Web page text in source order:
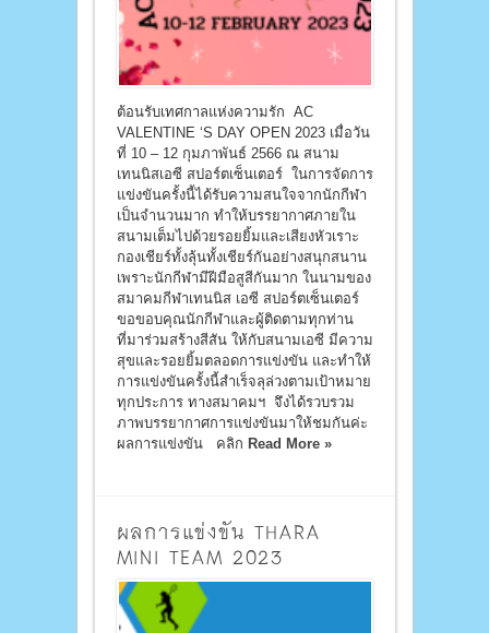
ต้อนรับเทศกาลแห่งความรัก AC
VALENTINE ‘S DAY OPEN 2023 เมื่อวัน
ที่ 10 – 12 กุมภาพันธ์ 2566 ณ สนาม
เทนนิสเอซี สปอร์ตเซ็นเตอร์ ในการจัดการ
แข่งขันครั้งนี้ได้รับความสนใจจากนักกีฬา
เป็นจำนวนมาก ทำให้บรรยากาศภายใน
สนามเต็มไปด้วยรอยยิ้มและเสียงหัวเราะ
กองเชียร์ทั้งลุ้นทั้งเชียร์กันอย่างสนุกสนาน
เพราะนักกีฬามีฝีมือสูสีกันมาก ในนามของ
สมาคมกีฬาเทนนิส เอซี สปอร์ตเซ็นเตอร์
ขอขอบคุณนักกีฬาและผู้ติดตามทุกท่าน
ที่มาร่วมสร้างสีสัน ให้กับสนามเอซี มีความ
สุขและรอยยิ้มตลอดการแข่งขัน และทำให้
การแข่งขันครั้งนี้สำเร็จลุล่วงตามเป้าหมาย
ทุกประการ ทางสมาคมฯ จึงได้รวบรวม
ภาพบรรยากาศการแข่งขันมาให้ชมกันค่ะ
ผลการแข่งขัน คลิก Read More »
ผลการแข่งขัน THARA
MINI TEAM 2023